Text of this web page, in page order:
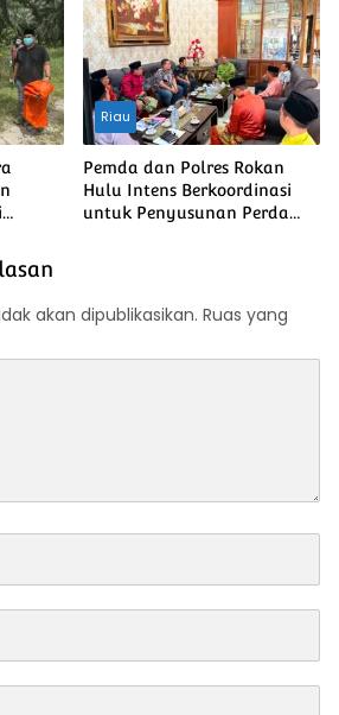
Riau
Pemda dan Polres Rokan
Hulu Intens Berkoordinasi
untuk Penyusunan Perda
akan dipublikasikan. Ruas yang